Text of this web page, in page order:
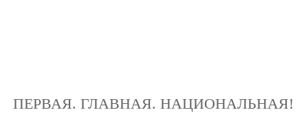
ПЕРВАЯ. ГЛАВНАЯ. НАЦИОНАЛЬНАЯ!